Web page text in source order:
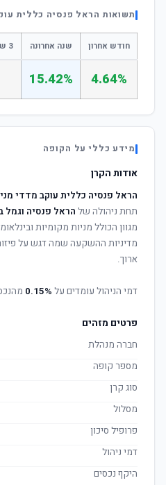
תשואות הראל פנסיה כללית
חודש אחרון שנה אחרונה 3 שנים (שנתי)
4.64%
15.42%
מידע כללי על הקופה
אודות הקרן
הראל פנסיה כללית עוקב מדדי
תחת ניהולה של הראל פנסיה וגמל
מגוון הכולל מניות מקומיות
מדיניות ההשקעה שמה דגש על
ארוך.
דמי הניהול עומדים על 0.15%
פרטים מזהים
חברה מנהלת
מספר קופה
סוג קרן
מסלול
פרופיל סיכון
דמי ניהול
היקף נכסים